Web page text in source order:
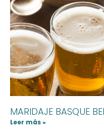
MARIDAJE BASQUE
Leer más »